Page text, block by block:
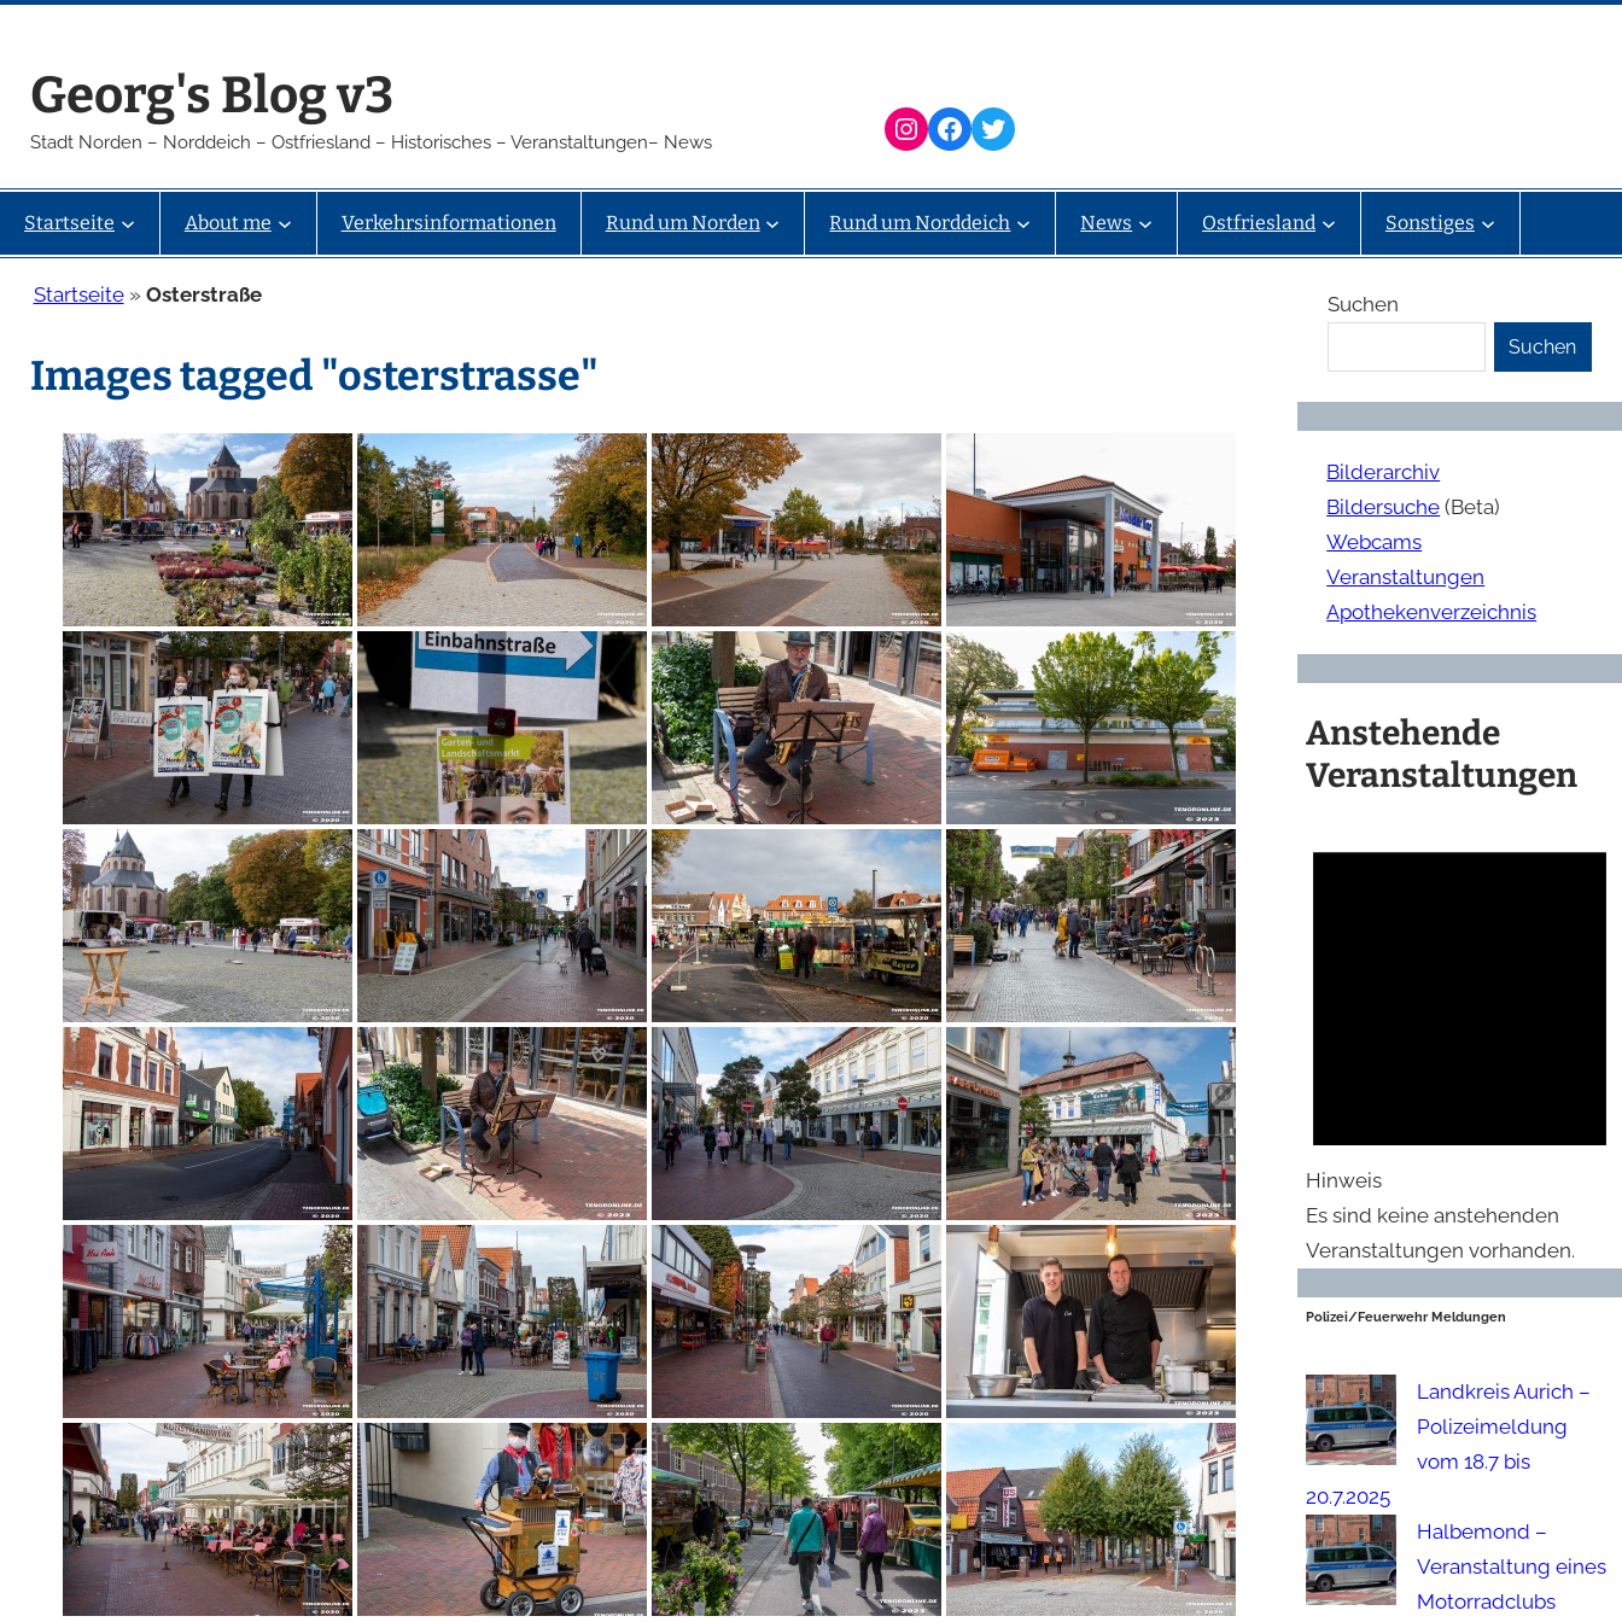
springen
Georg's Blog v3
Stadt Norden – Norddeich – Ostfriesland – Historisches – Veranstaltungen– News Instagram Facebook Twitter
Startseite About me Verkehrsinformationen Rund um Norden Rund um Norddeich News Ostfriesland Sonstiges
Startseite» Osterstraße
Images tagged "osterstrasse"
Suchen
Suchen
Bilderarchiv
Bildersuche (Beta)
Webcams
Veranstaltungen
Apothekenverzeichnis
Anstehende
Veranstaltungen
Hinweis
Es sind keine anstehenden
Veranstaltungen vorhanden.
Polizei/Feuerwehr Meldungen
Landkreis Aurich –
Polizeimeldung
vom 18.7 bis
20.7.2025
Halbemond –
Veranstaltung eines
Motorradclubs